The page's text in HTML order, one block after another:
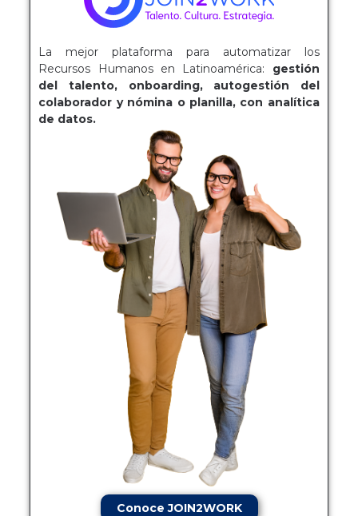
La mejor plataforma para automatizar los
Recursos Humanos en Latinoamérica: gestión
del talento, onboarding, autogestión del
colaborador y nómina o planilla, con analítica
de datos.
Conoce JOIN2WORK